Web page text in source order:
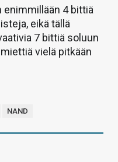
enimmillään 4 bittiä
eikä tällä
7 bittiä soluun
vielä pitkään
NAND